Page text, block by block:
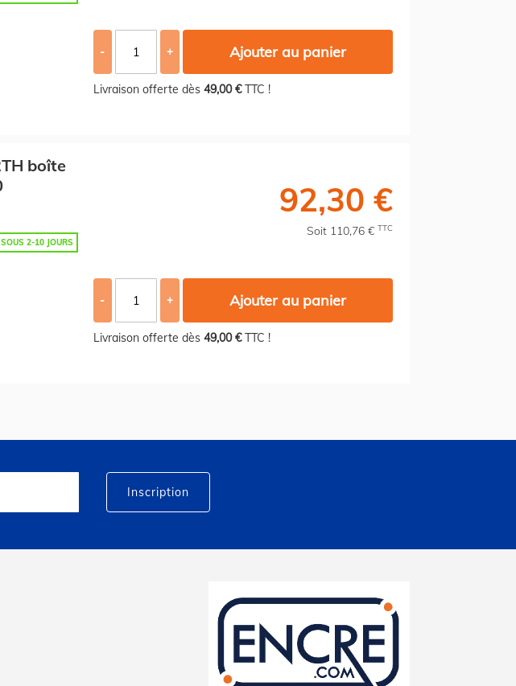
- + Ajouter au panier
Livraison offerte dès 49,00 €TTC !
boîte
2-10 JOURS
92,30 €
Soit 110,76 € TTC
- + Ajouter au panier
Livraison offerte dès 49,00 €TTC !
Inscription